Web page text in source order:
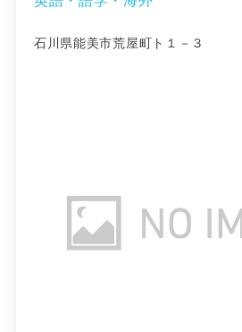
石川県能美市荒屋町ト１－３